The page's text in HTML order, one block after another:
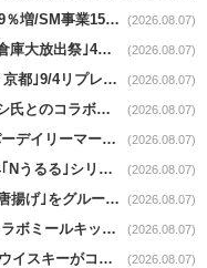
バローnews｜第１Q営業収益2434億円9.9％増/SM事業15.5％増と絶好調 (2026.08.07)
島忠news｜展示品家具が最大50％オフ｢倉庫大放出祭｣4店舗限定で開催 (2026.08.07)
ロフトnews｜新生｢モマ デザインストア 京都｣9/4リプレイスオープン (2026.08.07)
ハンズnews｜創業50周年記念･ムロツヨシ氏とのコラボ企画｢ムロハンズ｣開催 (2026.08.07)
関西フードマーケットnews｜関西スーパーデイリーマート蒲生店8/7改装 (2026.08.07)
ニトリnews｜肌ざわりを追求した新寝具｢Nうるる｣シリーズを発売 (2026.08.07)
U.S.M.Hnews｜ ｢４種だしの国産むね塩唐揚げ｣をグループ610店で共同販促 (2026.08.07)
オイシックスnews｜スノーピークとのコラボミールキット8/13発売 (2026.08.07)
OICグループnews｜グループ酒造会社のウイスキーがコンペティション受賞 (2026.08.07)